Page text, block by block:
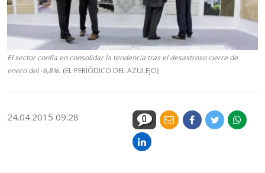
El sector confía en consolidar la tendencia tras el desastroso cierre de
enero del -6,8%. (EL PERIÓDICO DEL AZULEJO)
24.04.2015 09:28 0